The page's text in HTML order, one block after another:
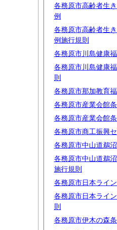
各務原市高齢者生
例
各務原市高齢者生
例施行規則
各務原市川島健康
各務原市川島健康
則
各務原市那加教育
各務原市産業会館
各務原市産業会館
各務原市商工振興
各務原市中山道鵜
各務原市中山道鵜
施行規則
各務原市日本ライ
各務原市日本ライ
則
各務原市伊木の森